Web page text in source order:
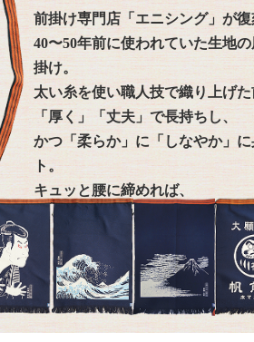
前掛け専門店「エニシング」が
40〜50年前に使われていた生地
掛け。
太い糸を使い職人技で織り上げた
「厚く」「丈夫」で長持ちし、
かつ「柔らか」に「しなやか」
ト。
キュッと腰に締めれば、
働く人たちの身体を粋に守ってく